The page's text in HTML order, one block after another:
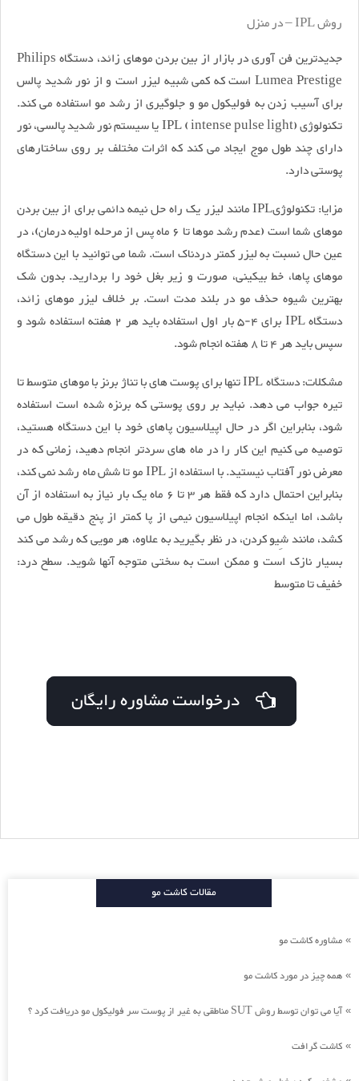
روش IPL – در منزل
جدیدترین فن آوری در بازار از بین بردن موهای زائد، دستگاه Philips
Lumea Prestige است که کمی شبیه لیزر است و از نور شدید پالس
برای آسیب زدن به فولیکول مو و جلوگیری از رشد مو استفاده می کند.
تکنولوژی IPL ( intense pulse light) یا سیستم نور شدید پالسی، نور
دارای چند طول موج ایجاد می کند که اثرات مختلف بر روی ساختارهای
پوستی دارد.
مزایا: تکنولوژیIPL مانند لیزر یک راه حل نیمه دائمی برای از بین بردن
موهای شما است (عدم رشد موها تا 6 ماه پس از مرحله اولیه درمان)، در
عین حال نسبت به لیزر کمتر دردناک است. شما می توانید با این دستگاه
موهای پاها، خط بیکینی، صورت و زیر بغل خود را بردارید. بدون شک
بهترین شیوه حذف مو در بلند مدت است. بر خلاف لیزر موهای زائد،
دستگاه IPL برای 4-5 بار اول استفاده باید هر 2 هفته استفاده شود و
سپس باید هر 4 تا 8 هفته انجام شود.
مشکلات: دستگاه IPL تنها برای پوست های با تناژ برنز با موهای متوسط تا
تیره جواب می دهد. نباید بر روی پوستی که برنزه شده است استفاده
شود، بنابراین اگر در حال اپیلاسیون پاهای خود با این دستگاه هستید،
توصیه می کنیم این کار را در ماه های سردتر انجام دهید، زمانی که در
معرض نور آفتاب نیستید. با استفاده از IPL مو تا شش ماه رشد نمی کند،
بنابراین احتمال دارد که فقط هر 3 تا 6 ماه یک بار نیاز به استفاده از آن
باشد، اما اینکه انجام اپیلاسیون نیمی از پا کمتر از پنج دقیقه طول می
کشد، مانند شِیو کردن، در نظر بگیرید به علاوه، هر مویی که رشد می کند
بسیار نازک است و ممکن است به سختی متوجه آنها شوید. سطح درد:
خفیف تا متوسط
مقالات کاشت مو
» مشاوره کاشت مو
» همه چیز در مورد کاشت مو
»آیا می توان توسط روش SUT مناطقی به غیر از پوست سر فولیکول مو دریافت کرد ؟
» کاشت گرافت